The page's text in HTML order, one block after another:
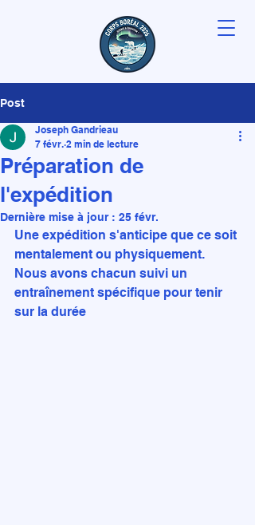
Post
Préparation de
l'expédition
Joseph Gandrieau
7 févr. 2 min de lecture
Dernière mise à jour : 25 févr.
Une expédition s'anticipe que ce soit
mentalement ou physiquement.
Nous avons chacun suivi un
entraînement spécifique pour tenir
sur la durée